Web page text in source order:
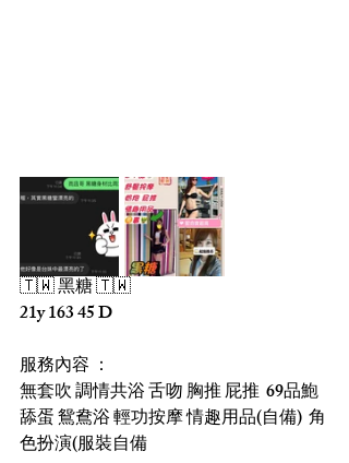
🇹🇼 黑糖 🇹🇼
21y 163 45 D
服務內容 ：
無套吹 調情共浴 舌吻 胸推 屁推  69品鮑
舔蛋 鴛鴦浴 輕功按摩 情趣用品(自備)  角
色扮演(服裝自備